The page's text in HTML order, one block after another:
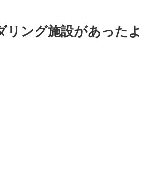
リング施設があったよ